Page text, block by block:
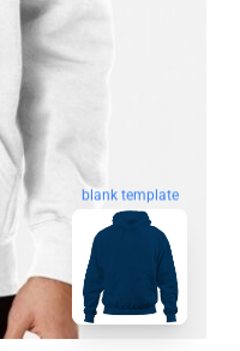
blank template